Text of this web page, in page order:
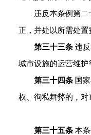
违反本条例第
正，并处以所需处
第三十三条违反
城市设施的运营维
第三十四条国家
权、徇私舞弊的，
第三十五条本条